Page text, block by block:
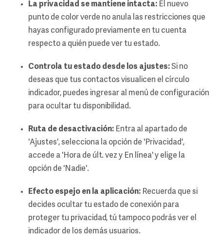
La privacidad se mantiene intacta: El nuevo
punto de color verde no anula las restricciones que
hayas configurado previamente en tu cuenta
respecto a quién puede ver tu estado.
Controla tu estado desde los ajustes:Si no
deseas que tus contactos visualicen el círculo
indicador, puedes ingresar al menú de configuración
para ocultar tu disponibilidad.
Ruta de desactivación: Entra al apartado de
'Ajustes', selecciona la opción de 'Privacidad',
accede a 'Hora de últ. vez y En línea' y elige la
opción de 'Nadie'.
Efecto espejo en la aplicación: Recuerda que si
decides ocultar tu estado de conexión para
proteger tu privacidad, tú tampoco podrás ver el
indicador de los demás usuarios.